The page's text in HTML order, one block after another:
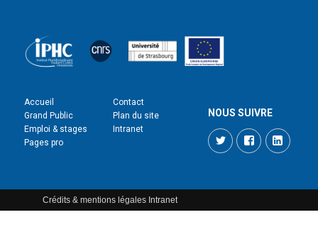
Accueil
Grand Public
Emploi & stages
Pages pro
Contact
Plan du site
Intranet
NOUS SUIVRE
TwitterFacebook
Crédits & mentions légales Intranet